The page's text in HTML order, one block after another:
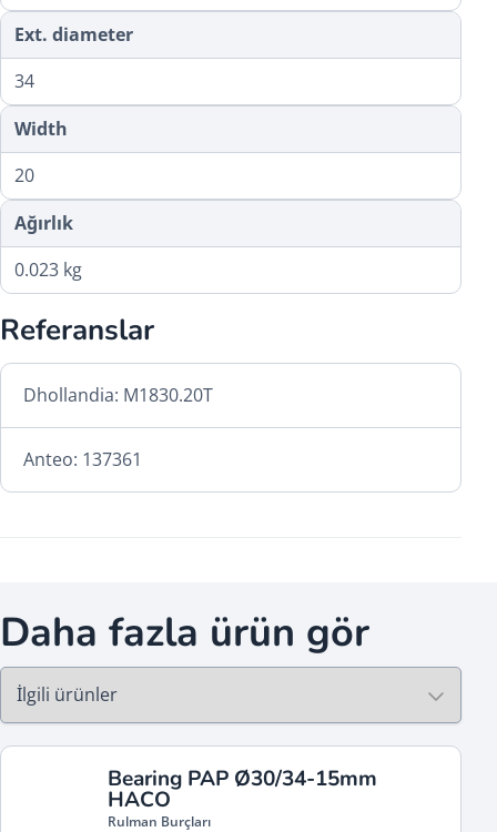
Ext. diameter
34
Width
20
Ağırlık
0.023 kg
Referanslar
Dhollandia: M1830.20T
Anteo: 137361
Daha fazla ürün gör
Bearing PAP Ø30/34-15mm
HACO
Rulman Burçları